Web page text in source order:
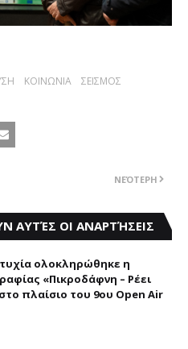
ΚΟΙΝΩΝΙΑ
ΣΕΙΣΜΟΣ
ΝΕΌΤΕΡΗ
ΑΥΤΈΣ ΟΙ ΑΝΑΡΤΉΣΕΙΣ
ολοκληρώθηκε η
«Πικροδάφνη – Ρέει
πλαίσιο του 9ου Open Air